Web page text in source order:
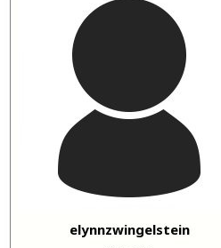
elynnzwingelstein